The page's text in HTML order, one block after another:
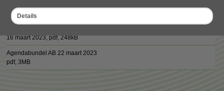
Details
16 maart 2023,
16 maart 2023,pdf, 248kB
Agendabundel AB 22 maart 2023
pdf, 3MB